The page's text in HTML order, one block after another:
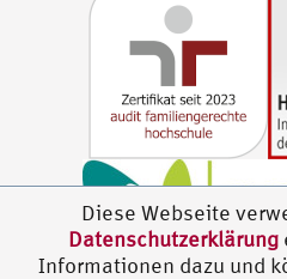
Diese Webseite
Datenschutzerklärung
Informationen dazu und